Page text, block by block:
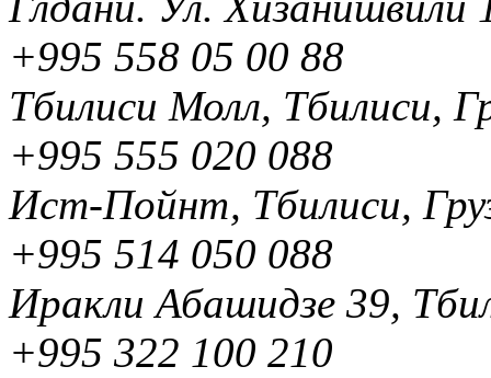
+995 558 05 00 88
Тбилиси Молл, Тбилиси,
+995 555 020 088
Ист-Пойнт, Тбилиси,
+995 514 050 088
Иракли Абашидзе 39,
+995 322 100 210